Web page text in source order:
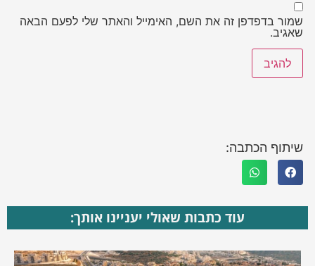
שמור בדפדפן זה את השם, האימייל והאתר שלי לפעם הבאה
שאגיב.
שיתוף הכתבה:
עוד כתבות שאולי יעניינו אותך: